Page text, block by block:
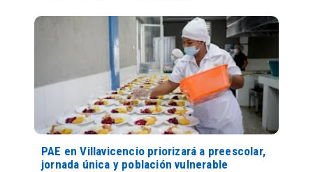
PAE en Villavicencio priorizará a preescolar,
jornada única y población vulnerable